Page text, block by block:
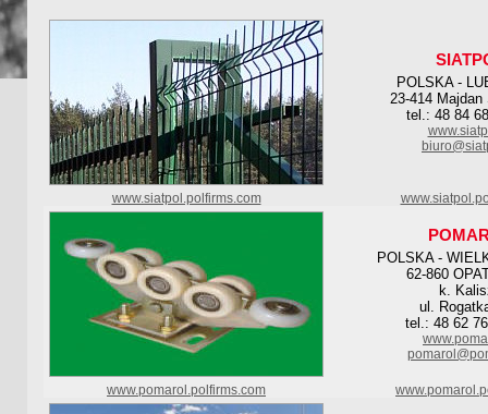
POLSKA -
23-414 Majdan
tel.: 48 84
www.siatpol.polfirms.com
POLSKA -
62-860
k.
ul.
tel.: 48 62
www.pomarol.polfirms.com